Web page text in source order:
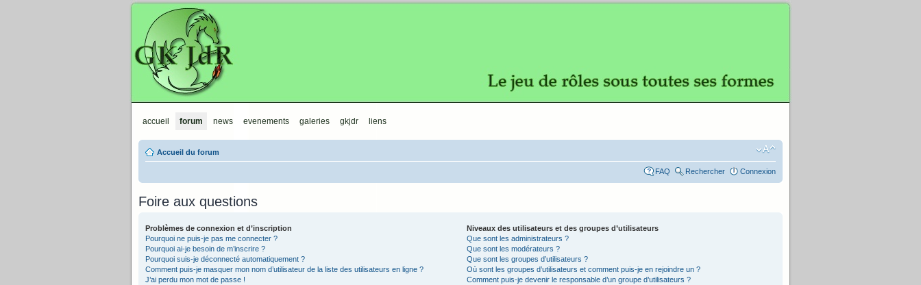
accueil forum news evenements galeries gkjdr liens
Accueil du forum
FAQ Rechercher Connexion
Foire aux questions
Problèmes de connexion et d’inscription
Pourquoi ne puis-je pas me connecter ?
Pourquoi ai-je besoin de m’inscrire ?
Pourquoi suis-je déconnecté automatiquement ?
Comment puis-je masquer mon nom d’utilisateur de la liste des utilisateurs en ligne ?
J’ai perdu mon mot de passe !
Niveaux des utilisateurs et des groupes d’utilisateurs
Que sont les administrateurs ?
Que sont les modérateurs ?
Que sont les groupes d’utilisateurs ?
Où sont les groupes d’utilisateurs et comment puis-je en rejoindre un ?
Comment puis-je devenir le responsable d’un groupe d’utilisateurs ?